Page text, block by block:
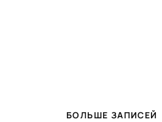
БОЛЬШЕ ЗАПИСЕЙ